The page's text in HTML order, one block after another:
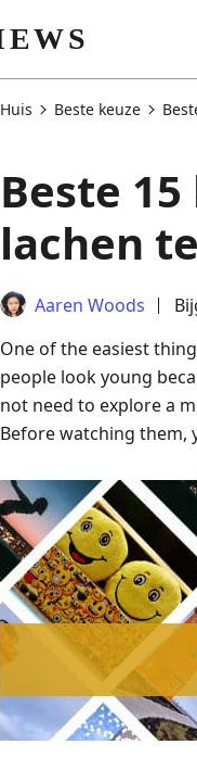
Huis Beste keuze
Beste
lachen
Aaren Woods
One of the easiest
people look young
not need to explore a
Before watching them,